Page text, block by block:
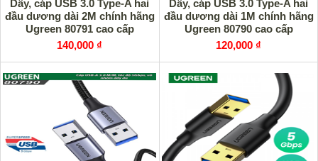
Dây, cáp USB 3.0 Type-A hai
đầu dương dài 2M chính hãng
Ugreen 80791 cao cấp
140,000 ₫
Dây, cáp USB 3.0 Type-A hai
đầu dương dài 1M chính hãng
Ugreen 80790 cao cấp
120,000 ₫